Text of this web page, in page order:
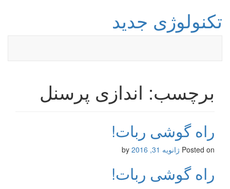
تکنولوژی جدید
برچسب: اندازی پرسنل
راه گوشی ربات!
Posted on ژانویه 31, 2016
راه گوشی ربات!